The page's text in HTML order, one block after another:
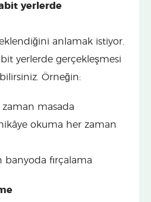
yerlerde
anlamak istiyor.
yerlerde gerçekleşmesi
Örneğin:
masada
okuma her zaman
banyoda fırçalama